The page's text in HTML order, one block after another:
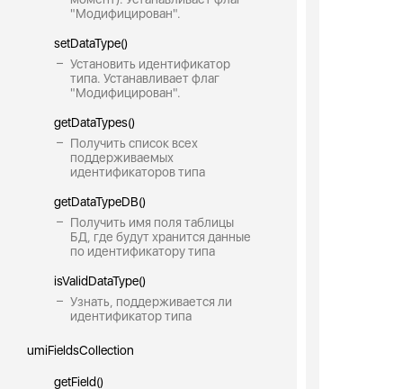
"Модифицирован".
setDataType()
Установить идентификатор
типа. Устанавливает флаг
"Модифицирован".
getDataTypes()
Получить список всех
поддерживаемых
идентификаторов типа
getDataTypeDB()
Получить имя поля таблицы
БД, где будут хранится данные
по идентификатору типа
isValidDataType()
Узнать, поддерживается ли
идентификатор типа
umiFieldsCollection
getField()